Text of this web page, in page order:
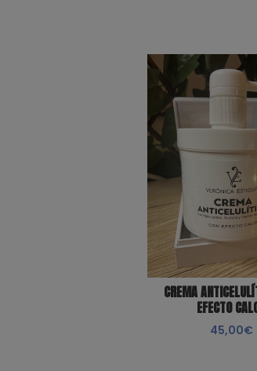
CREMA
EFECTO
45,00€